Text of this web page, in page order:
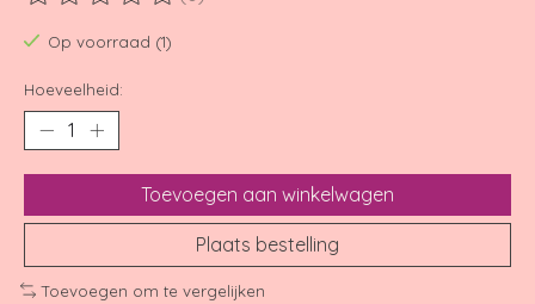
De beoordeling van dit product is
Op voorraad (1)
Hoeveelheid:
Toevoegen aan winkelwagen
Plaats bestelling
Toevoegen om te vergelijken